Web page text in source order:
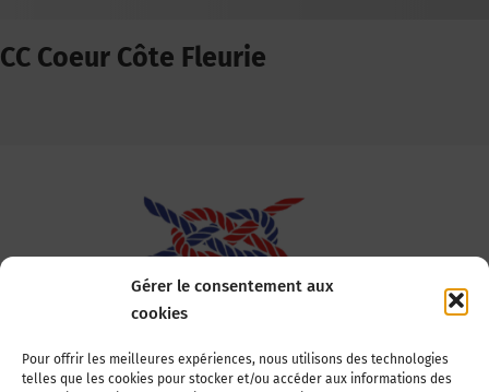
Gérer le consentement aux
cookies
Pour offrir les meilleures expériences, nous utilisons des technologies
telles que les cookies pour stocker et/ou accéder aux informations des
CC Coeur Côte Fleurie
Association Nationale des Elus des Littoraux
22, boulevard de la Tour-Maubourg